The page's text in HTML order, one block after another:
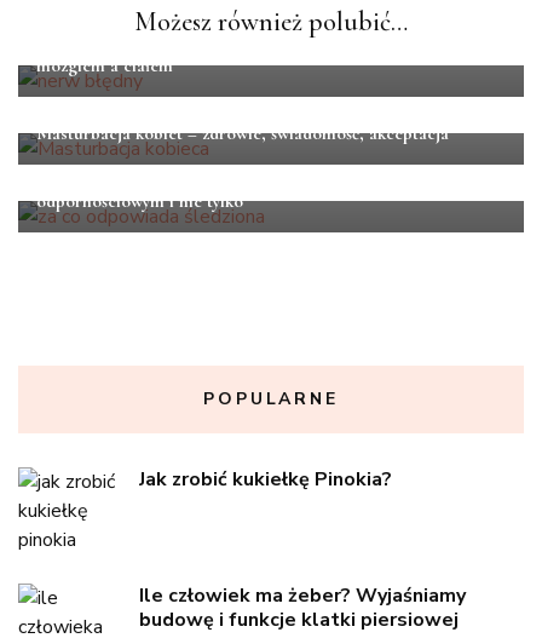
Możesz również polubić…
ANATOMIAZDROWIE
Nerw błędny – kluczowy element komunikacji między
mózgiem a ciałem
ANATOMIAZDROWIE
Masturbacja kobiet – zdrowie, świadomość, akceptacja
ANATOMIA
odpornościowym i nie tylko
POPULARNE
Jak zrobić kukiełkę Pinokia?
Ile człowiek ma żeber? Wyjaśniamy
budowę i funkcje klatki piersiowej